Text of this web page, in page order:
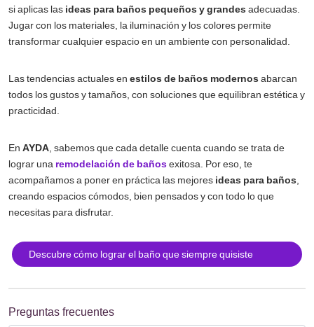
si aplicas las ideas para baños pequeños y grandes adecuadas.
Jugar con los materiales, la iluminación y los colores permite
transformar cualquier espacio en un ambiente con personalidad.
Las tendencias actuales en estilos de baños modernos abarcan
todos los gustos y tamaños, con soluciones que equilibran estética y
practicidad.
En AYDA, sabemos que cada detalle cuenta cuando se trata de
lograr una remodelación de bañosexitosa. Por eso, te
acompañamos a poner en práctica las mejores ideas para baños,
creando espacios cómodos, bien pensados y con todo lo que
necesitas para disfrutar.
Descubre cómo lograr el baño que siempre quisiste
Preguntas frecuentes